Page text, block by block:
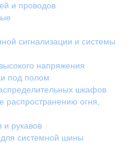
и проводов
сигнализации и системы
напряжения
под полом
шкафов
огня,
рукавов
для системной шины